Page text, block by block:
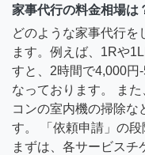
家事代行の料金相場は
どのような家事代行を
ます。例えば、1Rや
すと、2時間で4,000円
なっております。 ま
コンの室内機の掃除な
す。 「依頼申請」の段
まずは、各サービスチ